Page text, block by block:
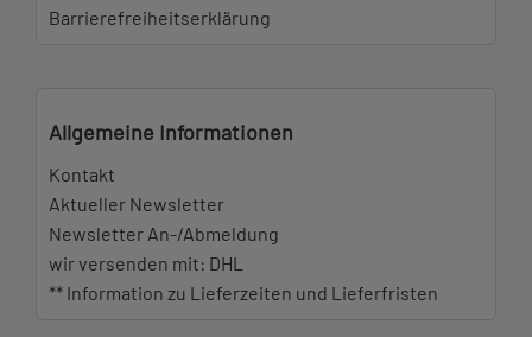
Barrierefreiheitserklärung
Allgemeine Informationen
Kontakt
Aktueller Newsletter
Newsletter An-/Abmeldung
wir versenden mit: DHL
** Information zu Lieferzeiten und Lieferfristen